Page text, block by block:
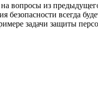
вопросы из
всегда
задачи защиты